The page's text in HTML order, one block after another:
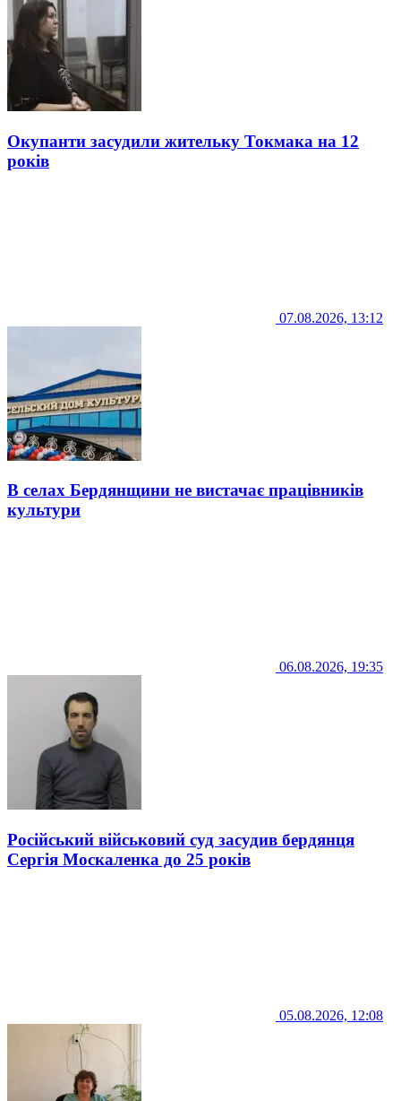
Окупанти засудили жительку Токмака на 12
років
07.08.2026, 13:12
В селах Бердянщини не вистачає працівників
культури
06.08.2026, 19:35
Російський військовий суд засудив бердянця
Сергія Москаленка до 25 років
05.08.2026, 12:08